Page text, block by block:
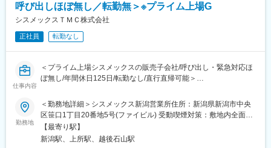
・高速道路通勤OK：約2割の社員が高速で通勤しています。長
岡、新潟から通う方もいます。※条件有
・住宅手当：月額最大4万円 ※条件有（35歳到達or入社から7年
間のいずれか長い期間）
・その他福利厚生：従業員持株会、自社製品の社割制度、契約保
養所 ほか
■当社・当求人の魅力：
らの足で歩くことができる」という喜びを
生み出すことに貢献できる仕事です。
また、本求人は転居を伴う異動がありませんので、新潟で腰を据
えて長く働くことができます。
呼び出しほぼ無し／転勤無＞※プライム上場G
シスメックスＴＭＣ株式会社
正社員 転勤なし
仕事内容
＜プライム上場シスメックスの販売子会社/呼び出し・緊急対応ほ
ぼ無し/年間休日125日/転勤なし/直行直帰可能＞
■職務内容：
ヘマトロジー（血球計数検査）分野で世界トップクラスのシェア
を誇るシスメックス100％資本のグループ企業において、検査装
置のルート営業をご担当いただきます。同社は東証プライム上場
のシスメックス株式会社の販売子会社で、同社の検査機器を中小
勤務地
＜勤務地詳細＞シスメックス新潟営業所住所：新潟県新潟市中央
区笹口1丁目20番地5号(ファイビル) 受動喫煙対策：敷地内全面禁
煙変更の範囲：会社の定める事業所
【最寄り駅】
新潟駅、上所駅、越後石山駅